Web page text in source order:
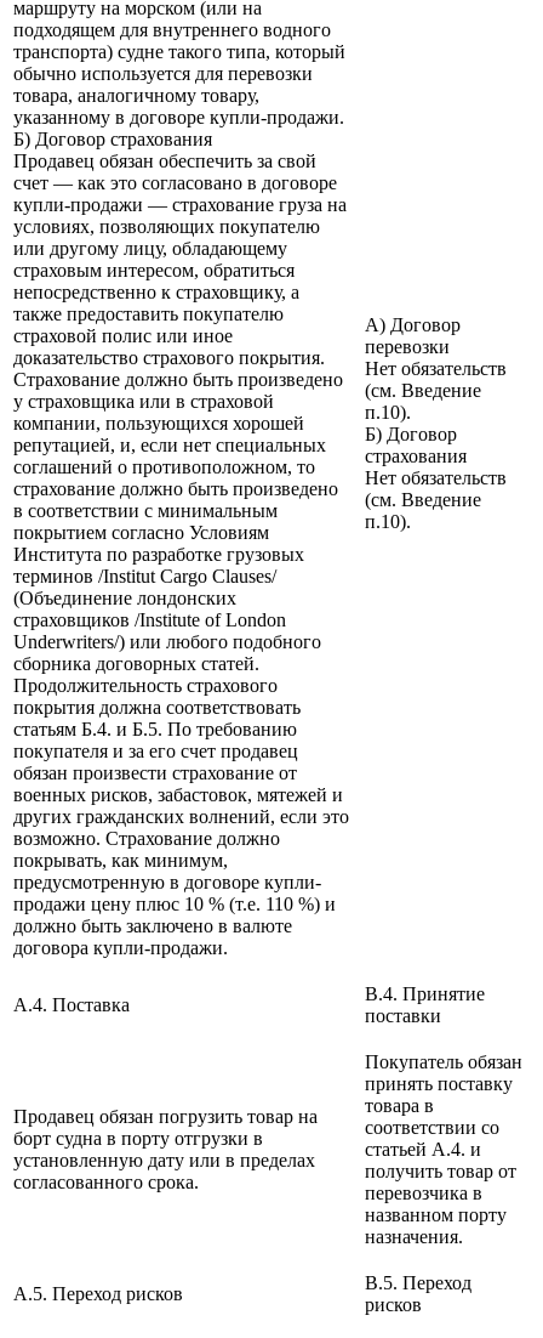
маршруту на морском (или на
подходящем для внутреннего водного
транспорта) судне такого типа, который
обычно используется для перевозки
товара, аналогичному товару,
указанному в договоре купли-продажи.
Б) Договор страхования
Продавец обязан обеспечить за свой
счет — как это согласовано в договоре
купли-продажи — страхование груза на
условиях, позволяющих покупателю
или другому лицу, обладающему
страховым интересом, обратиться
непосредственно к страховщику, а
также предоставить покупателю
страховой полис или иное
доказательство страхового покрытия.
Страхование должно быть произведено
у страховщика или в страховой
компании, пользующихся хорошей
репутацией, и, если нет специальных
соглашений о противоположном, то
страхование должно быть произведено
в соответствии с минимальным
покрытием согласно Условиям
Института по разработке грузовых
терминов /Institut Cargo Clauses/
(Объединение лондонских
страховщиков /Institute of London
Underwriters/) или любого подобного
сборника договорных статей.
Продолжительность страхового
покрытия должна соответствовать
статьям Б.4. и Б.5. По требованию
покупателя и за его счет продавец
обязан произвести страхование от
военных рисков, забастовок, мятежей и
других гражданских волнений, если это
возможно. Страхование должно
покрывать, как минимум,
предусмотренную в договоре купли-
продажи цену плюс 10 % (т.е. 110 %) и
должно быть заключено в валюте
договора купли-продажи.
А) Договор
перевозки
Нет обязательств
(см. Введение
п.10).
Б) Договор
страхования
Нет обязательств
(см. Введение
п.10).
A.4. Поставка
B.4. Принятие
поставки
Продавец обязан погрузить товар на
борт судна в порту отгрузки в
установленную дату или в пределах
согласованного срока.
Покупатель обязан
принять поставку
товара в
соответствии со
статьей А.4. и
получить товар от
перевозчика в
названном порту
назначения.
A.5. Переход рисков
B.5. Переход
рисков